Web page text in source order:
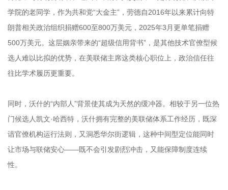
学院的老同学，作为共和党“大金主”，劳德自2016年以来累计向特
朗普相关政治组织捐赠600至800万美元，2025年3月更单笔捐赠
500万美元。这层姻亲带来的“超级信用背书”，是其他技术官僚型候
选人难以比拟的优势，在美联储主席这类核心职位上，政治信任往
往比学术履历更重要。
同时，沃什的“内部人”背景使其成为天然的缓冲器。相较于另一位热
门候选人凯文·哈西特，沃什拥有完整的美联储体系工作经历，既深
谙官僚机构运行法则，又洞悉华尔街逻辑，这种中间型定位能同时
让市场与联储安心——既不会引发剧烈冲击，又能保障制度连续
性。